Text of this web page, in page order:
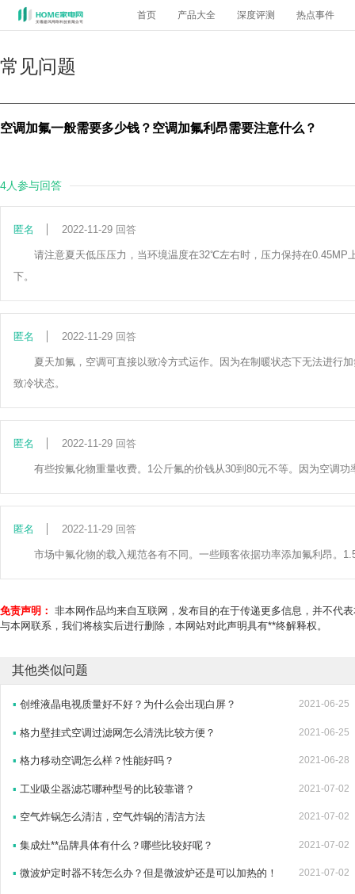
首页 产品大全 深度评测 热点事件
常见问题
空调加氟一般需要多少钱？空调加氟利昂需要注意什么？
4人参与回答
匿名 2022-11-29 回答
请注意夏天低压压力，当环境温度在32℃左右时，压力保持在
下。
匿名 2022-11-29 回答
夏天加氟，空调可直接以致冷方式运作。因为在制暖状态下无法进行
致冷状态。
匿名 2022-11-29 回答
有些按氟化物重量收费。1公斤氟的价钱从30到80元不等。因为空调
匿名 2022-11-29 回答
市场中氟化物的载入规范各有不同。一些顾客依据功率添加氟利昂。
免责声明： 非本网作品均来自互联网，发布目的在于传递更多信息，并不代
与本网联系，我们将核实后进行删除，本网站对此声明具有**终解释权。
其他类似问题
▪ 创维液晶电视质量好不好？为什么会出现白屏？ 2021-06-25
▪ 格力壁挂式空调过滤网怎么清洗比较方便？ 2021-06-25
▪ 格力移动空调怎么样？性能好吗？ 2021-06-28
▪ 工业吸尘器滤芯哪种型号的比较靠谱？ 2021-07-02
▪ 空气炸锅怎么清洁，空气炸锅的清洁方法 2021-07-02
▪ 集成灶**品牌具体有什么？哪些比较好呢？ 2021-07-02
▪ 微波炉定时器不转怎么办？但是微波炉还是可以加热的！ 2021-07-02